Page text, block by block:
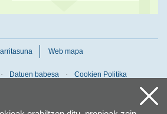
Web mapa
Datuen babesa Cookien Politika